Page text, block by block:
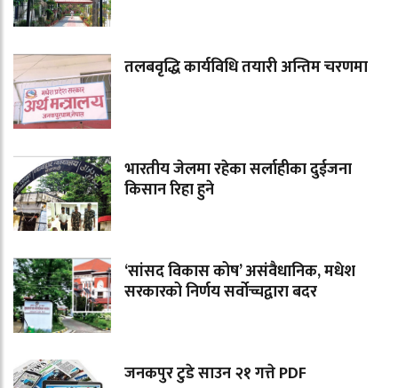
तलबवृद्धि कार्यविधि तयारी अन्तिम चरणमा
भारतीय जेलमा रहेका सर्लाहीका दुईजना
किसान रिहा हुने
‘सांसद विकास कोष’ असंवैधानिक, मधेश
सरकारको निर्णय सर्वोच्चद्वारा बदर
जनकपुर टुडे साउन २१ गत्ते PDF